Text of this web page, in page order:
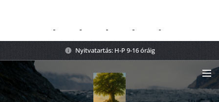
Nyitvatartás: H-P 9-16 óráig